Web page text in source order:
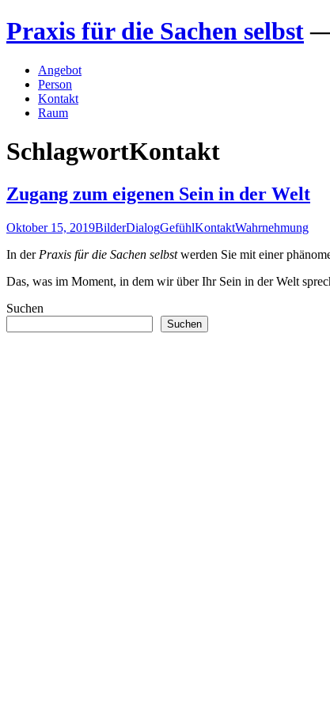
Zum
Inhalt
Praxis für die Sachen selbst
Angebot
Person
Kontakt
Raum
SchlagwortKontakt
Zugang zum eigenen Sein in der Welt
Oktober 15, 2019BilderDialogGefühlKontaktWahrnehmung
In der Praxis für die Sachen selbstwerden Sie mit einer
Das, was im Moment, in dem wir über Ihr Sein in der Welt
Suchen
Suchen